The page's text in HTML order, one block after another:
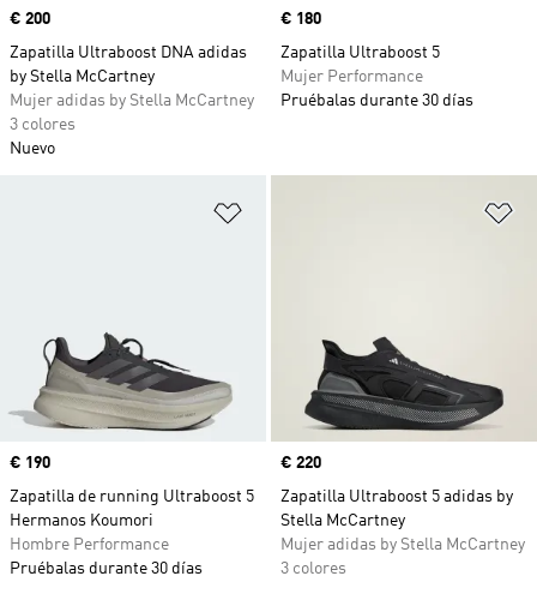
Precio
€ 200
Zapatilla Ultraboost DNA adidas
by Stella McCartney
Mujer adidas by Stella McCartney
3 colores
Nuevo
Precio
€ 180
Zapatilla Ultraboost 5
Mujer Performance
Pruébalas durante 30 días
Precio
€ 190
Zapatilla de running Ultraboost 5
Hermanos Koumori
Hombre Performance
Pruébalas durante 30 días
Precio
€ 220
Zapatilla Ultraboost 5 adidas by
Stella McCartney
Mujer adidas by Stella McCartney
3 colores